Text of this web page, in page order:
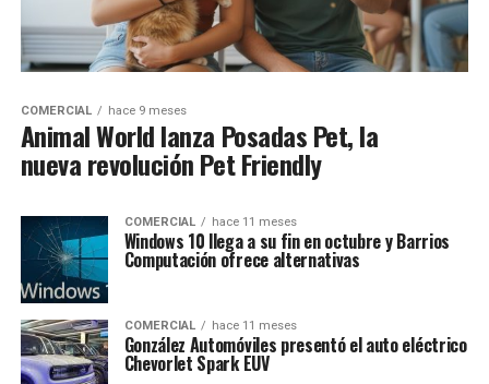
COMERCIAL hace 9 meses
Animal World lanza Posadas Pet, la
nueva revolución Pet Friendly
COMERCIAL hace 11 meses
Windows 10 llega a su fin en octubre y Barrios
Computación ofrece alternativas
COMERCIAL hace 11 meses
González Automóviles presentó el auto eléctrico
Chevorlet Spark EUV